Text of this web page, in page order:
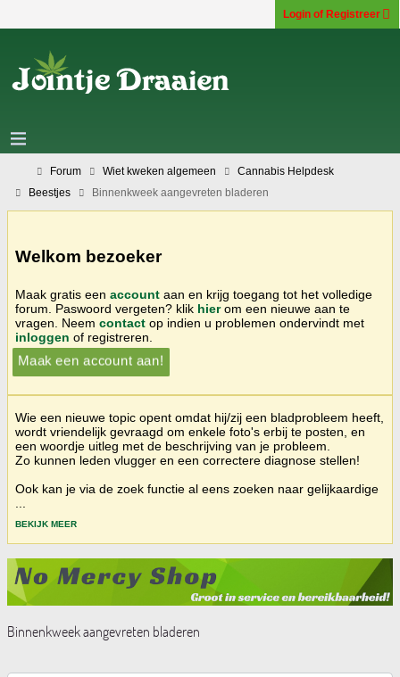
Login of Registreer
Forum Wiet kweken algemeen
Cannabis Helpdesk
Beestjes
Binnenkweek aangevreten bladeren
Welkom bezoeker
Maak gratis een account aan en krijg toegang tot het volledige
forum. Paswoord vergeten? klik hierom een nieuwe aan te
vragen. Neem contact op indien u problemen ondervindt met
inloggen of registreren.
Maak een account aan!
Wie een nieuwe topic opent omdat hij/zij een bladprobleem heeft,
wordt vriendelijk gevraagd om enkele foto's erbij te posten, en
een woordje uitleg met de beschrijving van je probleem.
Zo kunnen leden vlugger en een correctere diagnose stellen!
Ook kan je via de zoek functie al eens zoeken naar gelijkaardige
BEKIJK MEER
Binnenkweek aangevreten bladeren